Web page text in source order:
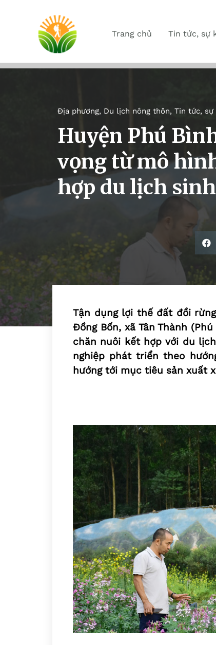
Trang chủ Tin tức, sự
Địa phương, Du lịch nông thôn, Tin tức, sự
Huyện Phú
vọng từ mô
hợp du lịch
Tận dụng lợi thế đất đồi
Đồng Bốn, xã Tân Thành
chăn nuôi kết hợp với du
nghiệp phát triển theo
hướng tới mục tiêu sản xuất